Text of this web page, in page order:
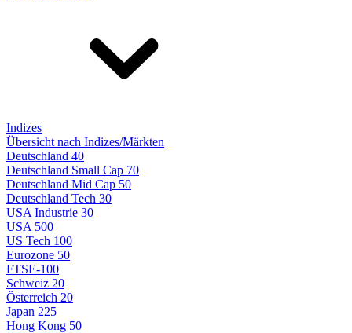
Indizes
Übersicht nach Indizes/Märkten
Deutschland 40
Deutschland Small Cap 70
Deutschland Mid Cap 50
Deutschland Tech 30
USA Industrie 30
USA 500
US Tech 100
Eurozone 50
FTSE-100
Schweiz 20
Österreich 20
Japan 225
Hong Kong 50